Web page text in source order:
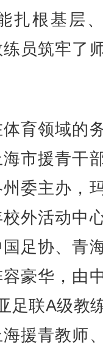
扎根基层
员筑牢了
育领域的
市援青干
委主办，
外活动中
足协、青
豪华，由
足联A级教
援青教师